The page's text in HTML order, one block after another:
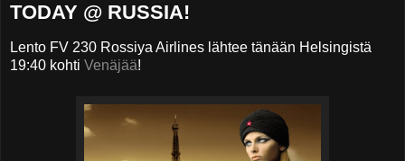
TODAY @ RUSSIA!
Lento FV 230 Rossiya Airlines lähtee tänään Helsingistä
19:40 kohti Venäjää!